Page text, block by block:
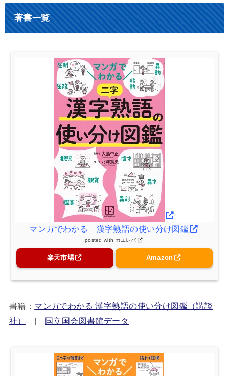
著書一覧
マンガでわかる 漢字熟語の使い分け図鑑
posted with カエレバ
楽天市場 Amazon
書籍： マンガでわかる 漢字熟語の使い分け図鑑（講談
社）
| 国立国会図書館データ